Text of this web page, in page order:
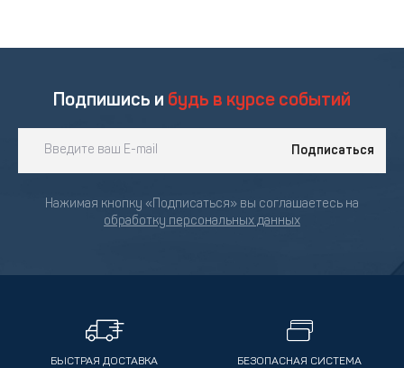
Подпишись и будь в курсе событий
Подписаться
Нажимая кнопку «Подписаться» вы соглашаетесь на
обработку персональных данных
БЫСТРАЯ ДОСТАВКА
БЕЗОПАСНАЯ СИСТЕМА